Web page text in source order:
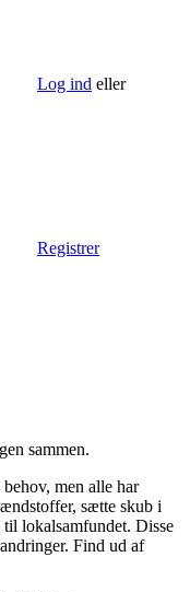
Log ind eller
Registrer
sammen.
men alle har
sætte skub i
lokalsamfundet. Disse
Find ud af